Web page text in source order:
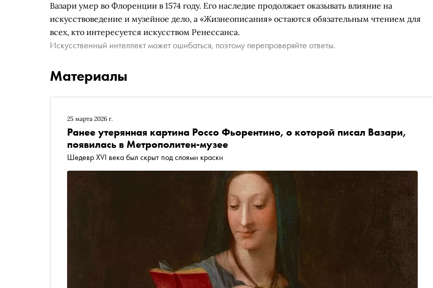
Вазари умер во Флоренции в 1574 году. Его наследие продолжает оказывать влияние на
искусствоведение и музейное дело, а «Жизнеописания» остаются обязательным чтением для
всех, кто интересуется искусством Ренессанса.
Искусственный интеллект может ошибаться, поэтому перепроверяйте ответы.
Материалы
25 марта 2026 г.
Ранее утерянная картина Россо Фьорентино, о которой писал Вазари,
появилась в Метрополитен-музее
Шедевр XVI века был скрыт под слоями краски